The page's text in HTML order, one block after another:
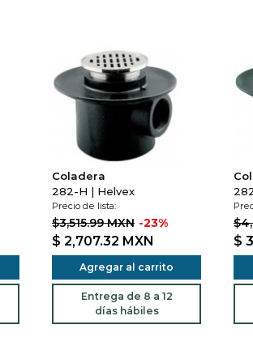
Coladera
282-H | Helvex
Precio de lista:
$3,515.99 MXN -23%
$ 2,707.32 MXN
Agregar al carrito
Entrega de 8 a 12
días hábiles
$